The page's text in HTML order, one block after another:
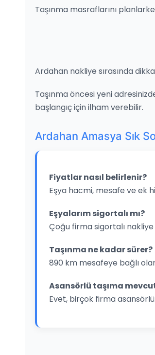
Taşınma masraflarını
Ardahan nakliye sırasında
Taşınma öncesi yeni
başlangıç için ilham verebilir.
Ardahan Amasya Sık
Fiyatlar nasıl belirlenir?
Eşya hacmi, mesafe ve ek
Eşyalarım sigortalı mı?
Çoğu firma sigortalı
Taşınma ne kadar sürer?
890 km mesafeye bağlı
Asansörlü taşıma
Evet, birçok firma